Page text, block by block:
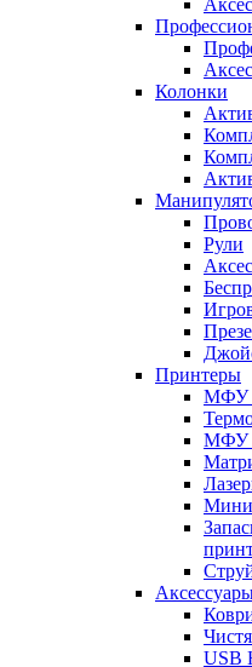
Колонки
Рули
Принтеры
МФУ
МФУ
USB